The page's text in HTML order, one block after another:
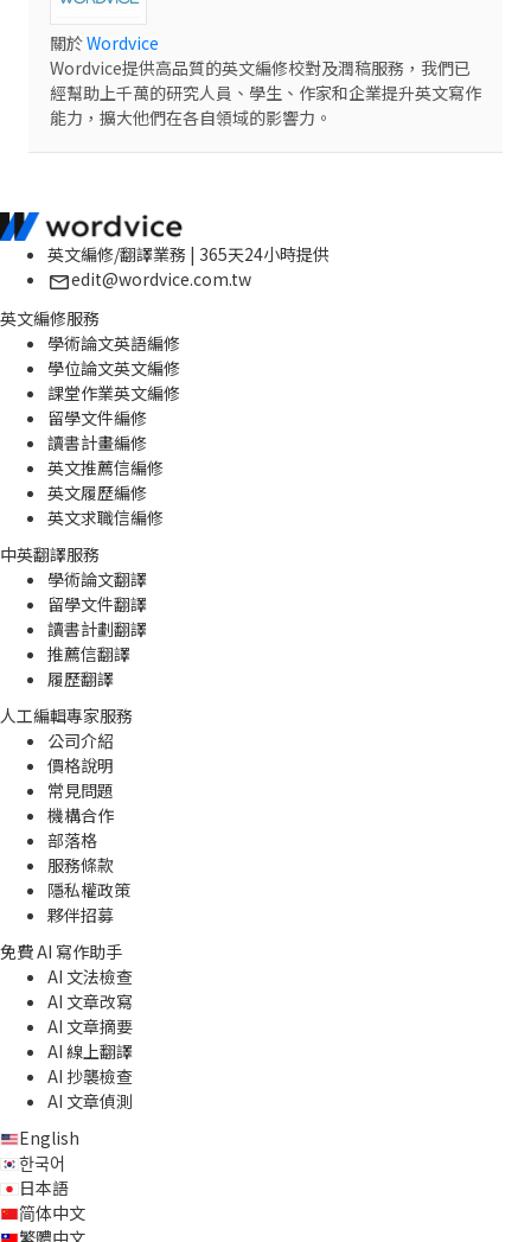
關於Wordvice
Wordvice提供高品質的英文編修校對及潤稿服務，我們已
經幫助上千萬的研究人員、學生、作家和企業提升英文寫作
能力，擴大他們在各自領域的影響力。
英文編修/翻譯業務 | 365天24小時提供
edit@wordvice.com.tw
英文編修服務
學術論文英語編修
學位論文英文編修
課堂作業英文編修
留學文件編修
讀書計畫編修
英文推薦信編修
英文履歷編修
英文求職信編修
中英翻譯服務
學術論文翻譯
留學文件翻譯
讀書計劃翻譯
推薦信翻譯
履歷翻譯
人工編輯專家服務
公司介紹
價格說明
常見問題
機構合作
部落格
服務條款
隱私權政策
夥伴招募
免費 AI 寫作助手
AI 文法檢查
AI 文章改寫
AI 文章摘要
AI 線上翻譯
AI 抄襲檢查
AI 文章偵測
English
한국어
日本語
简体中文
繁體中文